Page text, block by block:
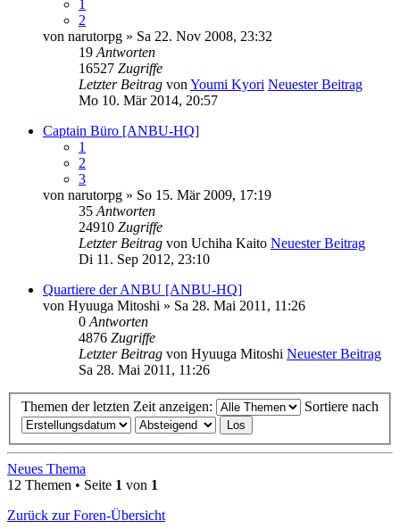
1
2
von narutorpg » Sa 22. Nov 2008, 23:32
19 Antworten
16527 Zugriffe
Letzter Beitrag von Youmi Kyori Neuester Beitrag
Mo 10. Mär 2014, 20:57
Captain Büro [ANBU-HQ]
1
2
3
von narutorpg » So 15. Mär 2009, 17:19
35 Antworten
24910 Zugriffe
Letzter Beitrag von Uchiha Kaito Neuester Beitrag
Di 11. Sep 2012, 23:10
Quartiere der ANBU [ANBU-HQ]
von Hyuuga Mitoshi » Sa 28. Mai 2011, 11:26
0 Antworten
4876 Zugriffe
Letzter Beitrag von Hyuuga Mitoshi Neuester Beitrag
Sa 28. Mai 2011, 11:26
Themen der letzten Zeit anzeigen: Sortiere nach
Neues Thema
12 Themen • Seite 1 von 1
Zurück zur Foren-Übersicht